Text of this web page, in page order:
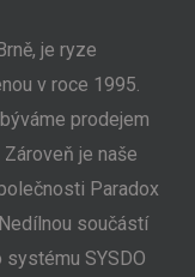
je ryze
v roce 1995.
prodejem
je naše
Paradox
součástí
SYSDO